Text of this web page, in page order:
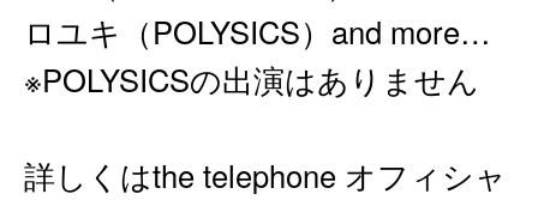
ロユキ（POLYSICS）and more…
※POLYSICSの出演はありません
詳しくはthe telephone オフィシャ